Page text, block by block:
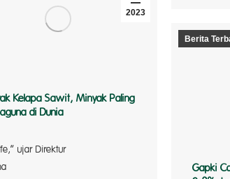
2023
Kelapa Sawit, Minyak Paling
di Dunia
ujar Direktur
Berita
Gapki